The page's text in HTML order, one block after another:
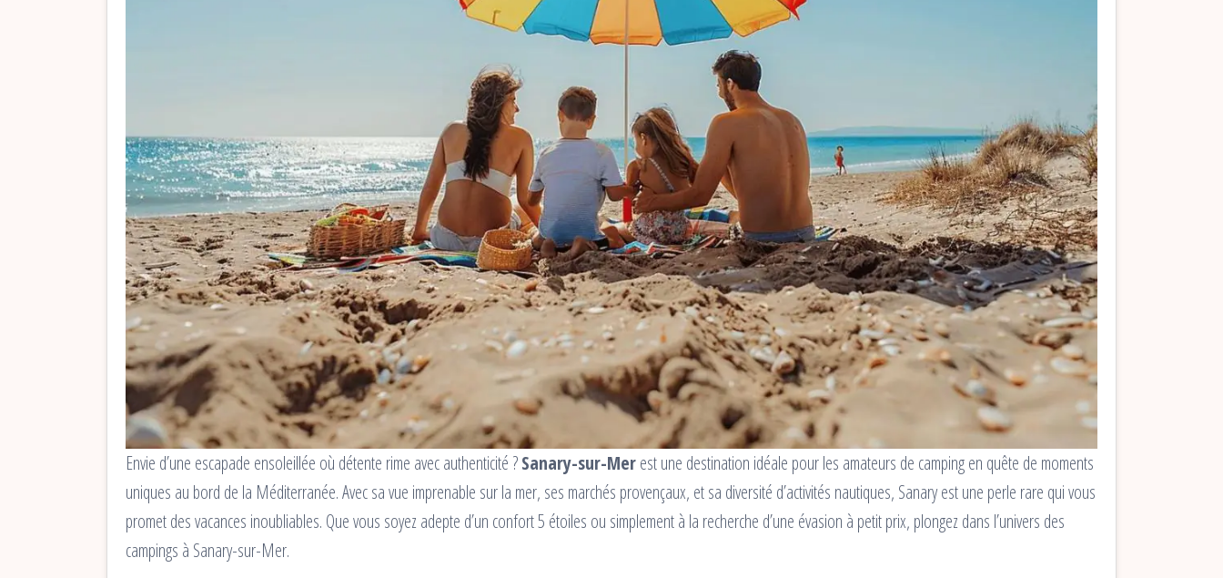
Envie d’une escapade ensoleillée où détente rime avec authenticité ?Sanary-sur-Merest une destination idéale pour les amateurs de camping en quête de moments
uniques au bord de la Méditerranée. Avec sa vue imprenable sur la mer, ses marchés provençaux, et sa diversité d’activités nautiques, Sanary est une perle rare qui vous
promet des vacances inoubliables. Que vous soyez adepte d’un confort 5 étoiles ou simplement à la recherche d’une évasion à petit prix, plongez dans l’univers des
campings à Sanary-sur-Mer.